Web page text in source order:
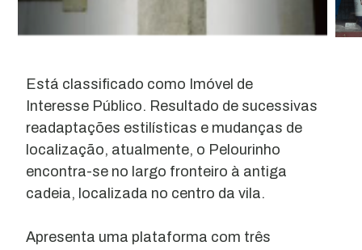
Está classificado como Imóvel de
Interesse Público. Resultado de sucessivas
readaptações estilísticas e mudanças de
localização, atualmente, o Pelourinho
encontra-se no largo fronteiro à antiga
cadeia, localizada no centro da vila.
Apresenta uma plataforma com três